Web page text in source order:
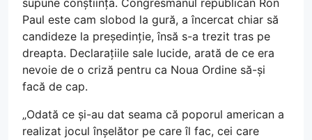
supune conștiința. Congresmanul republican Ron
Paul este cam slobod la gură, a încercat chiar să
candideze la președinție, însă s-a trezit tras pe
dreapta. Declarațiile sale lucide, arată de ce era
nevoie de o criză pentru ca Noua Ordine să-și
facă de cap.
„Odată ce și-au dat seama că poporul american a
realizat jocul înșelător pe care îl fac, cei care